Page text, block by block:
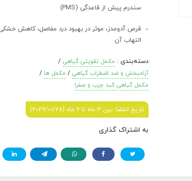
سندرم پیش از قاعدگی (PMS)
قرص آدومدز، موثر در بهبود درد مفاصل، کاهش
التهاب آن
دسته‌بندی: مکمل تقویتی گیاهی /
آرامبخش و ضد اضطراب گیاهی / مکمل ها /
مکمل گیاهی کبد چرب و صفرا
تاریخ انقضا: بین 3 ماه تا 6 ماه (2027/01/28)
به اشتراک گذاری